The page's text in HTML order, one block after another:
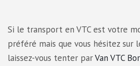
Si le transport en VTC est votre
préféré mais que vous hésitez sur
laissez-vous tenter parVan VTC